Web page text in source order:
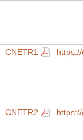
CNETR1
CNETR2